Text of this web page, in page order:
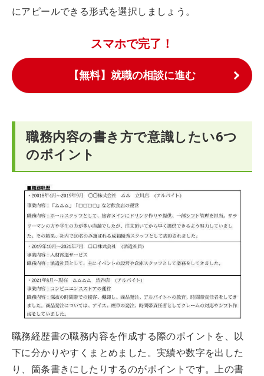
にアピールできる形式を選択しましょう。
スマホで完了！
【無料】就職の相談に進む
職務内容の書き方で意識したい6つ
のポイント
職務経歴書の職務内容を作成する際のポイントを、以
下に分かりやすくまとめました。実績や数字を出した
り、箇条書きにしたりするのがポイントです。上の書